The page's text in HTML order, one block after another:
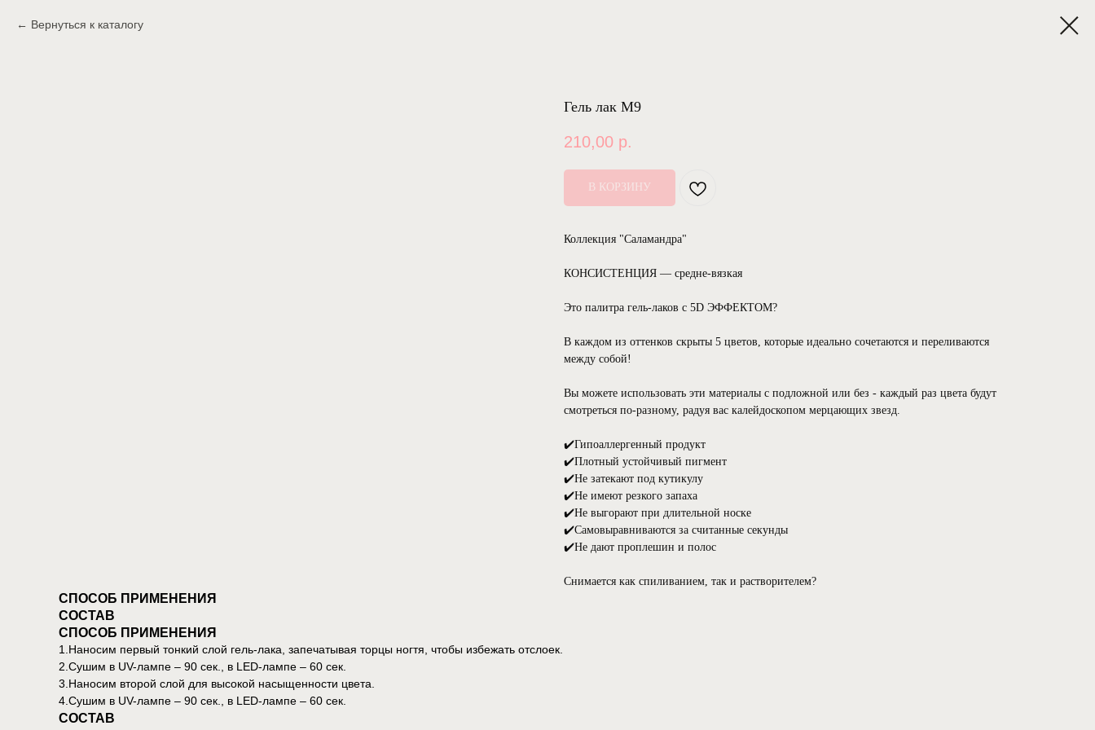
Вернуться к каталогу
Гель лак М9
210,00 р.
В КОРЗИНУ
Коллекция "Саламандра"
КОНСИСТЕНЦИЯ — средне-вязкая
Это палитра гель-лаков с 5D ЭФФЕКТОМ?
В каждом из оттенков скрыты 5 цветов, которые идеально сочетаются и переливаются
между собой!
Вы можете использовать эти материалы с подложной или без - каждый раз цвета будут
смотреться по-разному, радуя вас калейдоскопом мерцающих звезд.
✔️Гипоаллергенный продукт
✔️Плотный устойчивый пигмент
✔️Не затекают под кутикулу⠀
✔️Не имеют резкого запаха⠀
✔️Не выгорают при длительной носке⠀
✔️Самовыравниваются за считанные секунды⠀
✔️Не дают проплешин и полос⠀
Снимается как спиливанием, так и растворителем?
СПОСОБ ПРИМЕНЕНИЯ
СОСТАВ
СПОСОБ ПРИМЕНЕНИЯ
1.Наносим первый тонкий слой гель-лака, запечатывая торцы ногтя, чтобы избежать отслоек.
2.Сушим в UV-лампе – 90 сек., в LED-лампе – 60 сек.
3.Наносим второй слой для высокой насыщенности цвета.
4.Сушим в UV-лампе – 90 сек., в LED-лампе – 60 сек.
СОСТАВ